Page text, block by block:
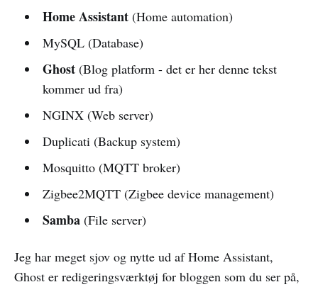
Home Assistant (Home automation)
MySQL (Database)
Ghost (Blog platform - det er her denne tekst
kommer ud fra)
NGINX (Web server)
Duplicati (Backup system)
Mosquitto (MQTT broker)
Zigbee2MQTT (Zigbee device management)
Samba(File server)
Jeg har meget sjov og nytte ud af Home Assistant,
Ghost er redigeringsværktøj for bloggen som du ser på,